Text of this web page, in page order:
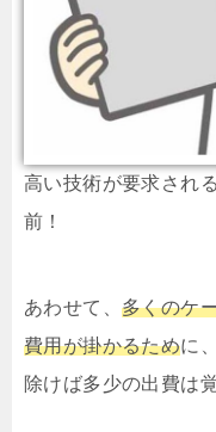
高い技術が要求され
前！
あわせて、 多くのケ
費用が掛かるために
除けば多少の出費は